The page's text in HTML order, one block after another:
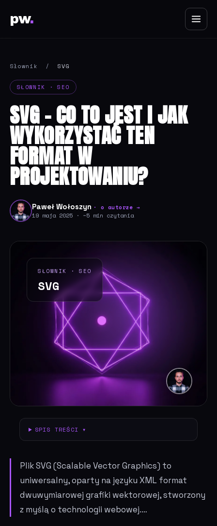
pw.
Słownik / SVG
SŁOWNIK · SEO
SVG - CO TO JEST I JAK
WYKORZYSTAĆ TEN
FORMAT W
PROJEKTOWANIU?
Paweł Wołoszyn · o autorze →
19 maja 2025 · ~5 min czytania
SŁOWNIK · SEO
SVG
SPIS TREŚCI ▾
Plik SVG (Scalable Vector Graphics) to
uniwersalny, oparty na języku XML format
dwuwymiarowej grafiki wektorowej, stworzony
z myślą o technologii webowej.…